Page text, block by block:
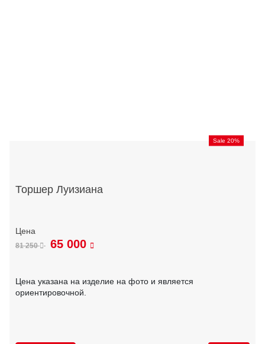
Sale 20%
Торшер Луизиана
81 250 65 000
Цена указана на изделие на фото и является
ориентировочной.